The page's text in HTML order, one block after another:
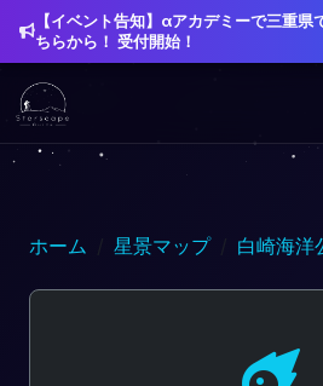
【イベント告知】αアカデミーで三重県
ちらから！ 受付開始！
ホーム 星景マップ 白崎海洋